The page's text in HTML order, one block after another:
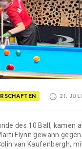
21.
des 10 Ball, kamen
Flynn gewann
van Kaufenbergh,